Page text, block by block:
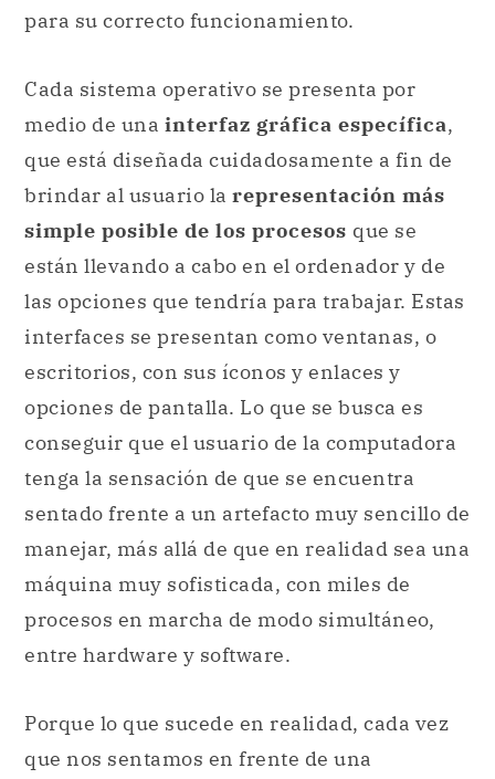
para su correcto funcionamiento.
Cada sistema operativo se presenta por
medio de una interfaz gráfica específica,
que está diseñada cuidadosamente a fin de
brindar al usuario la representación más
simple posible de los procesos que se
están llevando a cabo en el ordenador y de
las opciones que tendría para trabajar. Estas
interfaces se presentan como ventanas, o
escritorios, con sus íconos y enlaces y
opciones de pantalla. Lo que se busca es
conseguir que el usuario de la computadora
tenga la sensación de que se encuentra
sentado frente a un artefacto muy sencillo de
manejar, más allá de que en realidad sea una
máquina muy sofisticada, con miles de
procesos en marcha de modo simultáneo,
entre hardware y software.
Porque lo que sucede en realidad, cada vez
que nos sentamos en frente de una